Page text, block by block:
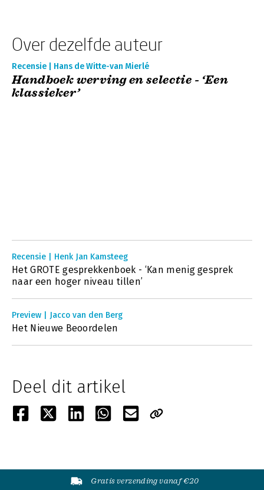
Over dezelfde auteur
Recensie | Hans de Witte-van Mierlé
Handboek werving en selectie - ‘Een
klassieker’
Recensie | Henk Jan Kamsteeg
Het GROTE gesprekkenboek - ‘Kan menig gesprek
naar een hoger niveau tillen’
Preview | Jacco van den Berg
Het Nieuwe Beoordelen
Deel dit artikel
Gratis verzending vanaf €20